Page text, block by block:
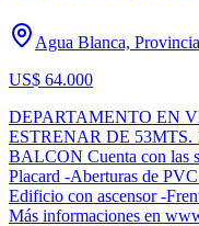
Agua Blanca,
US$ 64.000
DEPARTAMENTO EN
ESTRENAR DE 53MTS.
BALCON Cuenta con las
Placard -Aberturas de
Edificio con ascensor -
Más informaciones en